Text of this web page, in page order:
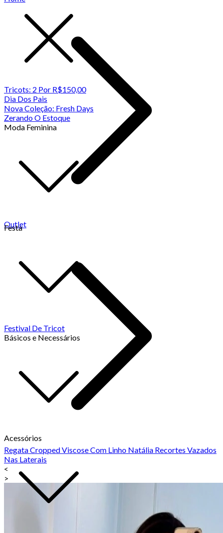
Tricots: 2 Por R$150,00
Dia Dos Pais
Nova Coleção: Fresh Days
Zerando O Estoque
Moda Feminina
Festa
Festival De Tricot
Básicos e Necessários
Acessórios
Outlet
Regata Cropped Viscose Com Linho Natália Recortes Vazados
Nas Laterais
<
>